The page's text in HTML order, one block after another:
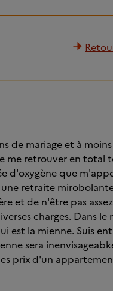
de mariage et à
me retrouver en total
d'oxygène que
retraite
et de n'être pas
charges. Dans le
est la mienne. Suis
sera
prix d'un